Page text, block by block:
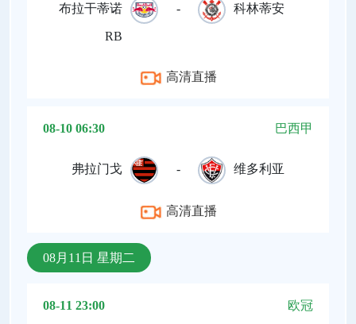
布拉干蒂诺
RB
- 科林蒂安
高清直播
08-10 06:30 巴西甲
弗拉门戈 - 维多利亚
高清直播
08月11日 星期二
08-11 23:00 欧冠